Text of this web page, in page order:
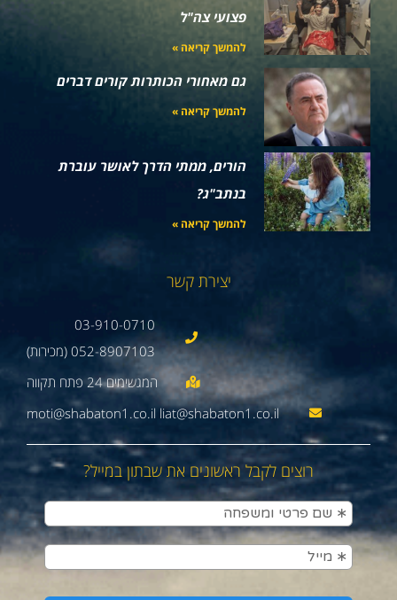
פצועי צה"ל
להמשך קריאה »
גם מאחורי הכותרות קורים דברים
להמשך קריאה »
הורים, ממתי הדרך לאושר עוברת
בנתב"ג?
להמשך קריאה »
יצירת קשר
03-910-0710
052-8907103 (מכירות)
moti@shabaton1.co.il liat@shabaton1.co.il
רוצים לקבל ראשונים את שבתון במייל?